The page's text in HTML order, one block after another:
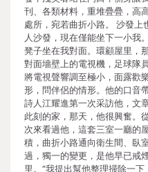
刊、各類材料，重堆疊疊，高
處所，宛若曲折小路。 沙發
人沙發，現在僅能坐下一小我
凳子坐在我對面。環顧屋里，
對面墻壁上的電視機，足球隊
將電視聲響調至極小，面露歡
形，問伴侶的情形。他的口音
詩人江耀進第一次采訪他，文
此刻的家，那天，他很興奮。
次來看過他，這套三室一廳的
積，曲折小路通向衛生間、臥
過，獨一的變更，是他早已戒
里。”我提出幫他整理掃除一